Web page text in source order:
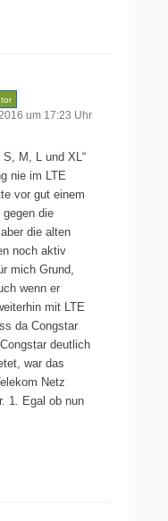
um 17:23 Uhr
S, M, L und XL“
nie im LTE
vor gut einem
gegen die
die alten
noch aktiv
mich Grund,
wenn er
mit LTE
da Congstar
deutlich
war das
Netz
1. Egal ob nun